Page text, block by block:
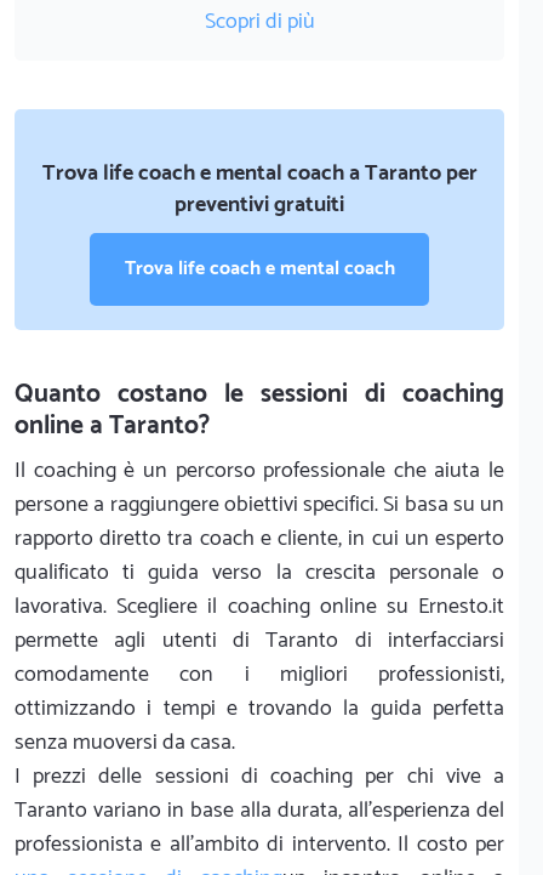
Scopri di più
Trova life coach e mental coach a Taranto per
preventivi gratuiti
Trova life coach e mental coach
Quanto costano le sessioni di coaching
online a Taranto?
Il coaching è un percorso professionale che aiuta le
persone a raggiungere obiettivi specifici. Si basa su un
rapporto diretto tra coach e cliente, in cui un esperto
qualificato ti guida verso la crescita personale o
lavorativa. Scegliere il coaching online su Ernesto.it
permette agli utenti di Taranto di interfacciarsi
comodamente con i migliori professionisti,
ottimizzando i tempi e trovando la guida perfetta
senza muoversi da casa.
I prezzi delle sessioni di coaching per chi vive a
Taranto variano in base alla durata, all'esperienza del
professionista e all'ambito di intervento. Il costo per